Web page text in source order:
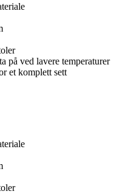
på ved lavere temperaturer
et komplett sett